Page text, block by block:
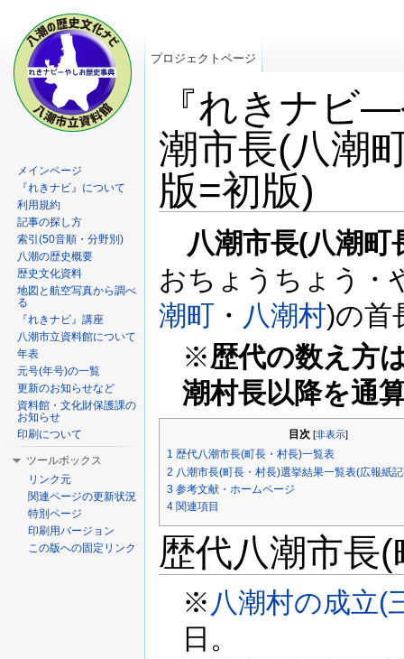
『れきナビ
潮市長(八潮
版=初版)
八潮市長(八潮町
おちょうちょう・
潮町 ・ 八潮村)の首
※歴代の数え方
潮村長以降を通
目次[非表示]
1 歴代八潮市長(町長・村長)一覧表
2 八潮市長(町長・村長)選挙結果一覧表(広報紙
3 参考文献・ホームページ
4 関連項目
歴代八潮市長
※ 八潮村の成立(
日。
プロジェクトページ
メインページ
『れきナビ』について
利用規約
記事の探し方
索引(50音順・分野別)
八潮の歴史概要
歴史文化資料
地図と航空写真から調べ
る
『れきナビ』講座
八潮市立資料館について
年表
元号(年号)の一覧
更新のお知らせなど
資料館・文化財保護課の
お知らせ
印刷について
ツールボックス
リンク元
関連ページの更新状況
特別ページ
印刷用バージョン
この版への固定リンク